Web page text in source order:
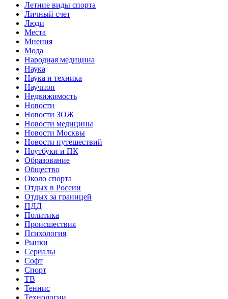
Летние виды спорта
Личный счет
Люди
Места
Мнения
Мода
Народная медицина
Наука
Наука и техника
Научпоп
Недвижимость
Новости
Новости ЗОЖ
Новости медицины
Новости Москвы
Новости путешествий
Ноутбуки и ПК
Образование
Общество
Около спорта
Отдых в России
Отдых за границей
ПДД
Политика
Происшествия
Психология
Рынки
Сериалы
Софт
Спорт
ТВ
Теннис